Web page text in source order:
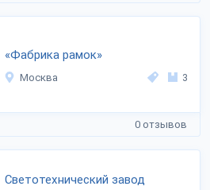
«Фабрика рамок»
Москва 3
0 отзывов
Светотехнический завод